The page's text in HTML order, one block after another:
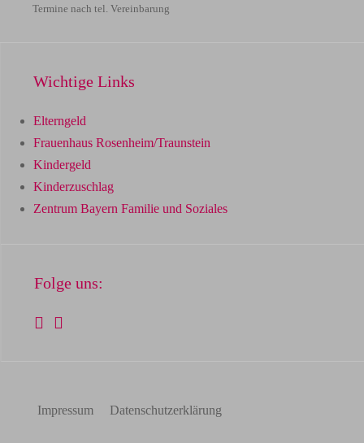
Termine nach tel. Vereinbarung
Wichtige Links
Elterngeld
Frauenhaus Rosenheim/Traunstein
Kindergeld
Kinderzuschlag
Zentrum Bayern Familie und Soziales
Folge uns:
Impressum Datenschutzerklärung